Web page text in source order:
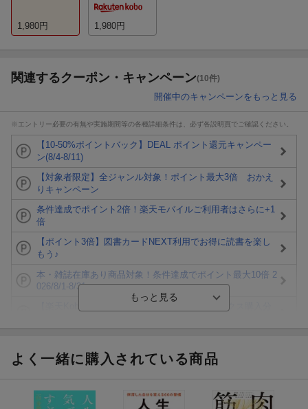
1,980円 1,980円
関連するクーポン・キャンペーン(10件)
開催中のキャンペーンをもっと見る
※エントリー必要の有無や実施期間等の各種詳細条件は、必ず各説明頁でご確認ください。
【10-50%ポイントバック】DEAL ポイント還元キャンペー
ン(8/4-8/11)
【対象者限定】全ジャンル対象！ポイント最大3倍 おかえ
りキャンペーン
条件達成でポイント2倍！楽天モバイルご利用者はさらに+1
倍
【ポイント3倍】図書カードNEXT利用でお得に読書を楽し
もう♪
本・雑誌在庫あり商品対象！条件達成でポイント最大10倍 2
026/8/1-8/31
分け！
【スタンプカード】楽天ポイントもらえる＆抽選で豪華景品
よく一緒に購入されている商品